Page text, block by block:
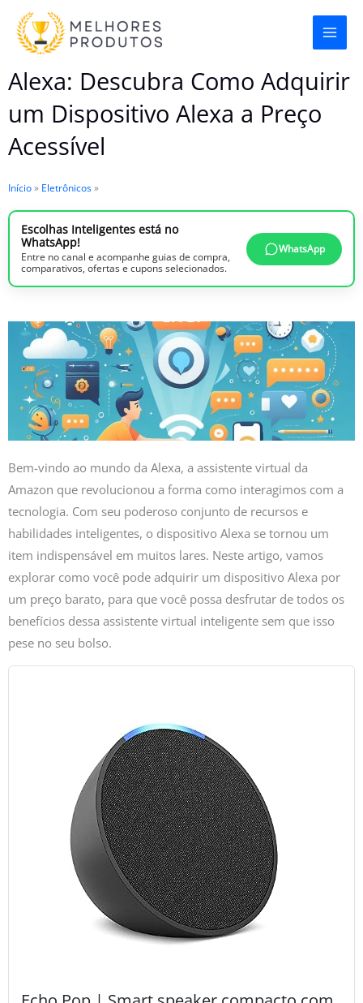
para
conteúdo
Alexa: Descubra Como Adquirir
um Dispositivo Alexa a Preço
Acessível
Início» Eletrônicos»
Escolhas Inteligentes está no
WhatsApp!
Entre no canal e acompanhe guias de compra,
comparativos, ofertas e cupons selecionados.
WhatsApp
Bem-vindo ao mundo da Alexa, a assistente virtual da
Amazon que revolucionou a forma como interagimos com a
tecnologia. Com seu poderoso conjunto de recursos e
habilidades inteligentes, o dispositivo Alexa se tornou um
item indispensável em muitos lares. Neste artigo, vamos
explorar como você pode adquirir um dispositivo Alexa por
um preço barato, para que você possa desfrutar de todos os
benefícios dessa assistente virtual inteligente sem que isso
pese no seu bolso.